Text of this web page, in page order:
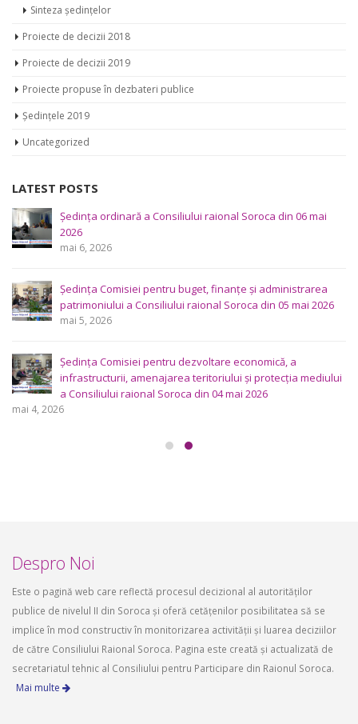
Proiecte de decizii 2019
Proiecte propuse în dezbateri publice
Ședințele 2019
Uncategorized
LATEST POSTS
publică a Consiliului raional Soroca din 04 mai 2026
Consultări publice ale Consiliului Raional Soroca pentru
aprilie 29, 2026
ședința ordinară a Consiliului raional Soroca din 6 mai
2026.
aprilie 16, 2026
publice de nivelul II din Soroca și oferă cetățenilor posibilitatea să se
implice în mod constructiv în monitorizarea activității și luarea deciziilor
de către Consiliului Raional Soroca. Pagina este creată și actualizată de
secretariatul tehnic al Consiliului pentru Participare din Raionul Soroca.
Mai multe